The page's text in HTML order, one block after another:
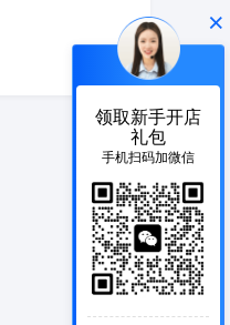
×
领取新手开店
礼包
手机扫码加微信